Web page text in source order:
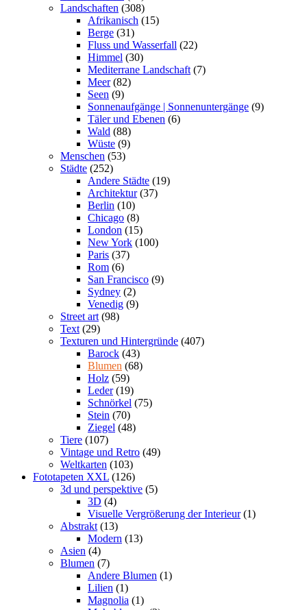
Landschaften (308)
Afrikanisch (15)
Berge (31)
Fluss und Wasserfall (22)
Himmel (30)
Mediterrane Landschaft (7)
Meer (82)
Seen (9)
Sonnenaufgänge | Sonnenuntergänge (9)
Täler und Ebenen (6)
Wald (88)
Wüste (9)
Menschen (53)
Städte (252)
Andere Städte (19)
Architektur (37)
Berlin (10)
Chicago (8)
London (15)
New York (100)
Paris (37)
Rom (6)
San Francisco (9)
Sydney (2)
Venedig (9)
Street art (98)
Text (29)
Texturen und Hintergründe (407)
Barock (43)
Blumen (68)
Holz (59)
Leder (19)
Schnörkel (75)
Stein (70)
Ziegel (48)
Tiere (107)
Vintage und Retro (49)
Weltkarten (103)
Fototapeten XXL (126)
3d und perspektive (5)
3D (4)
Visuelle Vergrößerung der Interieur (1)
Abstrakt (13)
Modern (13)
Asien (4)
Blumen (7)
Andere Blumen (1)
Lilien (1)
Magnolia (1)